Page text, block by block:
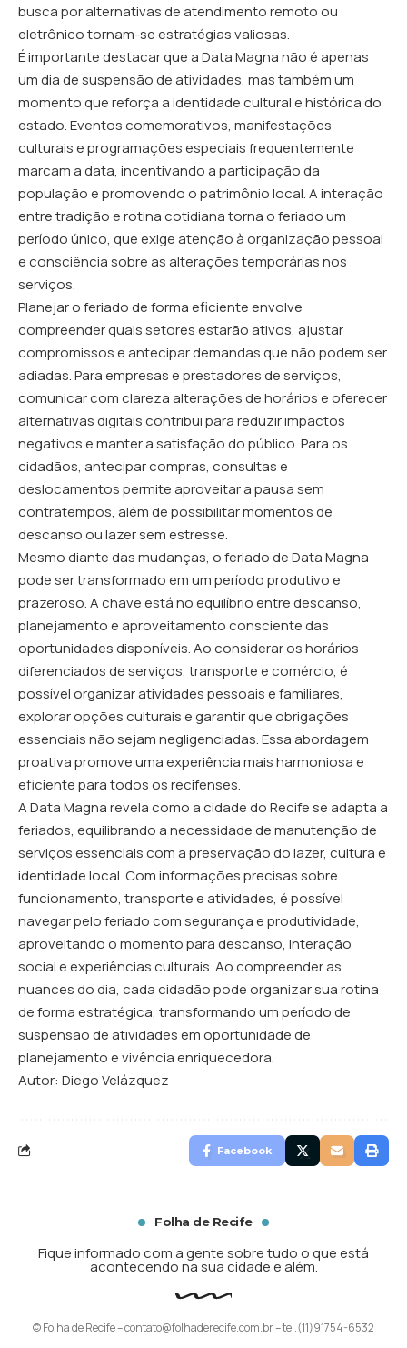
busca por alternativas de atendimento remoto ou
eletrônico tornam-se estratégias valiosas.
É importante destacar que a Data Magna não é apenas
um dia de suspensão de atividades, mas também um
momento que reforça a identidade cultural e histórica do
estado. Eventos comemorativos, manifestações
culturais e programações especiais frequentemente
marcam a data, incentivando a participação da
população e promovendo o patrimônio local. A interação
entre tradição e rotina cotidiana torna o feriado um
período único, que exige atenção à organização pessoal
e consciência sobre as alterações temporárias nos
serviços.
Planejar o feriado de forma eficiente envolve
compreender quais setores estarão ativos, ajustar
compromissos e antecipar demandas que não podem ser
adiadas. Para empresas e prestadores de serviços,
comunicar com clareza alterações de horários e oferecer
alternativas digitais contribui para reduzir impactos
negativos e manter a satisfação do público. Para os
cidadãos, antecipar compras, consultas e
deslocamentos permite aproveitar a pausa sem
contratempos, além de possibilitar momentos de
descanso ou lazer sem estresse.
Mesmo diante das mudanças, o feriado de Data Magna
pode ser transformado em um período produtivo e
prazeroso. A chave está no equilíbrio entre descanso,
planejamento e aproveitamento consciente das
oportunidades disponíveis. Ao considerar os horários
diferenciados de serviços, transporte e comércio, é
possível organizar atividades pessoais e familiares,
explorar opções culturais e garantir que obrigações
essenciais não sejam negligenciadas. Essa abordagem
proativa promove uma experiência mais harmoniosa e
eficiente para todos os recifenses.
A Data Magna revela como a cidade do Recife se adapta a
feriados, equilibrando a necessidade de manutenção de
serviços essenciais com a preservação do lazer, cultura e
identidade local. Com informações precisas sobre
funcionamento, transporte e atividades, é possível
navegar pelo feriado com segurança e produtividade,
aproveitando o momento para descanso, interação
social e experiências culturais. Ao compreender as
nuances do dia, cada cidadão pode organizar sua rotina
de forma estratégica, transformando um período de
suspensão de atividades em oportunidade de
planejamento e vivência enriquecedora.
Autor: Diego Velázquez
Facebook
Folha de Recife
Fique informado com a gente sobre tudo o que está
acontecendo na sua cidade e além.
© Folha de Recife –contato@folhaderecife.com.br– tel.(11)91754-6532